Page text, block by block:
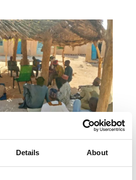
Details About
à Matankari (Niger) discutent de la gestion